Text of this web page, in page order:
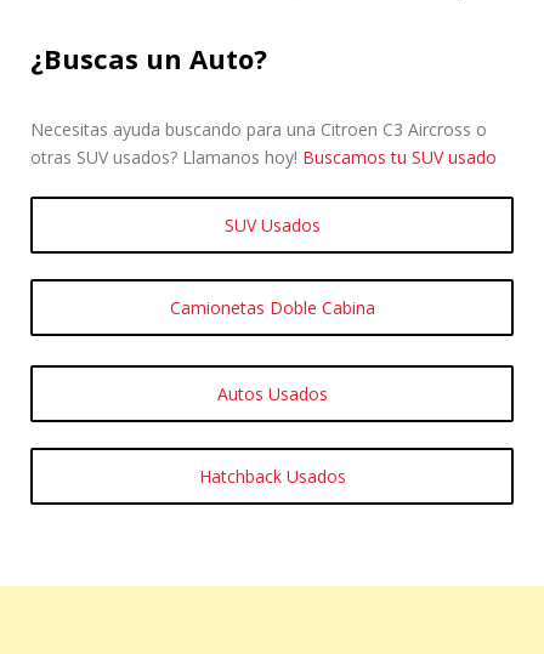
¿Buscas un Auto?
Necesitas ayuda buscando para una Citroen C3 Aircross o
otras SUV usados? Llamanos hoy! Buscamos tu SUV usado
SUV Usados
Camionetas Doble Cabina
Autos Usados
Hatchback Usados